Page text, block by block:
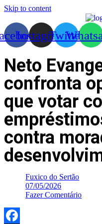
Skip to content
InstagramTwitter
Neto
confronta
que votar
contra
Fuxico do Sertão
07/05/2026
Fazer Comentário